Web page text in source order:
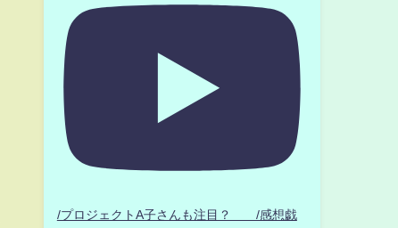
/プロジェクトA子さんも注目？ /感想戯